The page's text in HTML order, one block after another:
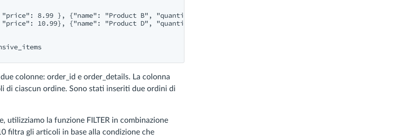
8.99 }, {"name": "Product B", "quantity": 1, "price": 5.99}]}'),
10.99}, {"name": "Product D", "quantity": 2, "price": 12.99}]}');
colonne: order_id e order_details. La colonna
di ciascun ordine. Sono stati inseriti due ordini di
utilizziamo la funzione FILTER in combinazione
filtra gli articoli in base alla condizione che